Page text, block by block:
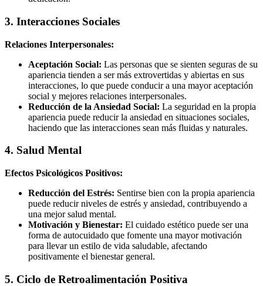
3. Interacciones Sociales
Relaciones Interpersonales:
Aceptación Social: Las personas que se sienten seguras de su
apariencia tienden a ser más extrovertidas y abiertas en sus
interacciones, lo que puede conducir a una mayor aceptación
social y mejores relaciones interpersonales.
Reducción de la Ansiedad Social: La seguridad en la propia
apariencia puede reducir la ansiedad en situaciones sociales,
haciendo que las interacciones sean más fluidas y naturales.
4. Salud Mental
Efectos Psicológicos Positivos:
Reducción del Estrés: Sentirse bien con la propia apariencia
puede reducir niveles de estrés y ansiedad, contribuyendo a
una mejor salud mental.
Motivación y Bienestar: El cuidado estético puede ser una
forma de autocuidado que fomente una mayor motivación
para llevar un estilo de vida saludable, afectando
positivamente el bienestar general.
5. Ciclo de Retroalimentación Positiva